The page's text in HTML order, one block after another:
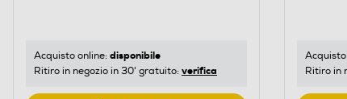
Acquisto online: disponibile
Ritiro in negozio in 30' gratuito: verifica
Acquisto
Ritiro in